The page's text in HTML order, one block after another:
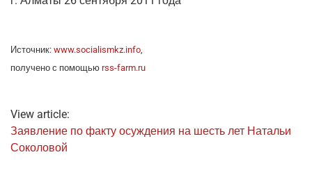
Источ­ник: www.socialismkz.info,
полу­че­но с помо­щью rss-farm.ru
View article:
Заяв­ле­ние по фак­ту осуж­де­ния на шесть лет Ната­льи
Соколовой